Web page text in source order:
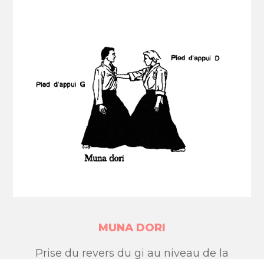
MUNA DORI
Prise du revers du gi au niveau de la